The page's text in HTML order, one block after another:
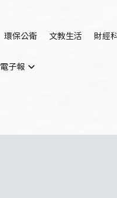
環保公衛 文教生活 財經
電子報